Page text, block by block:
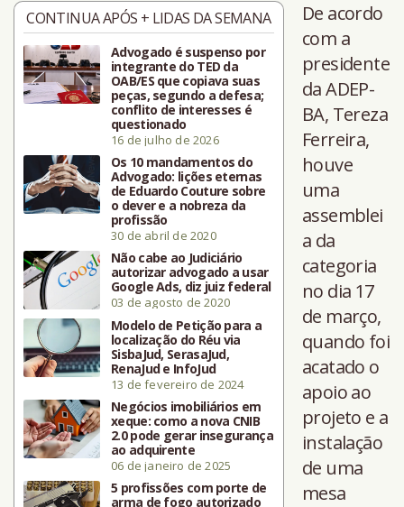
CONTINUA APÓS + LIDAS DA SEMANA
Advogado é suspenso por
integrante do TED da
OAB/ES que copiava suas
peças, segundo a defesa;
conflito de interesses é
questionado
16 de julho de 2026
Os 10 mandamentos do
Advogado: lições eternas
de Eduardo Couture sobre
o dever e a nobreza da
profissão
30 de abril de 2020
Não cabe ao Judiciário
autorizar advogado a usar
Google Ads, diz juiz federal
03 de agosto de 2020
Modelo de Petição para a
localização do Réu via
SisbaJud, SerasaJud,
RenaJud e InfoJud
13 de fevereiro de 2024
Negócios imobiliários em
xeque: como a nova CNIB
2.0 pode gerar insegurança
ao adquirente
06 de janeiro de 2025
5 profissões com porte de
arma de fogo autorizado
De acordo
com a
presidente
da ADEP-
BA, Tereza
Ferreira,
houve
uma
assemblei
a da
categoria
no dia 17
de março,
quando foi
acatado o
apoio ao
projeto e a
instalação
de uma
mesa